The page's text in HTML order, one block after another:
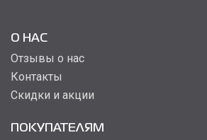
О НАС
Отзывы о нас
Контакты
Скидки и акции
ПОКУПАТЕЛЯМ